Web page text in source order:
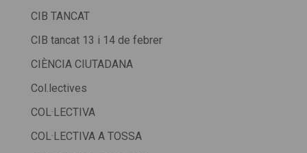
CIB TANCAT
CIB tancat 13 i 14 de febrer
CIÈNCIA CIUTADANA
Col.lectives
COL·LECTIVA
COL·LECTIVA A TOSSA